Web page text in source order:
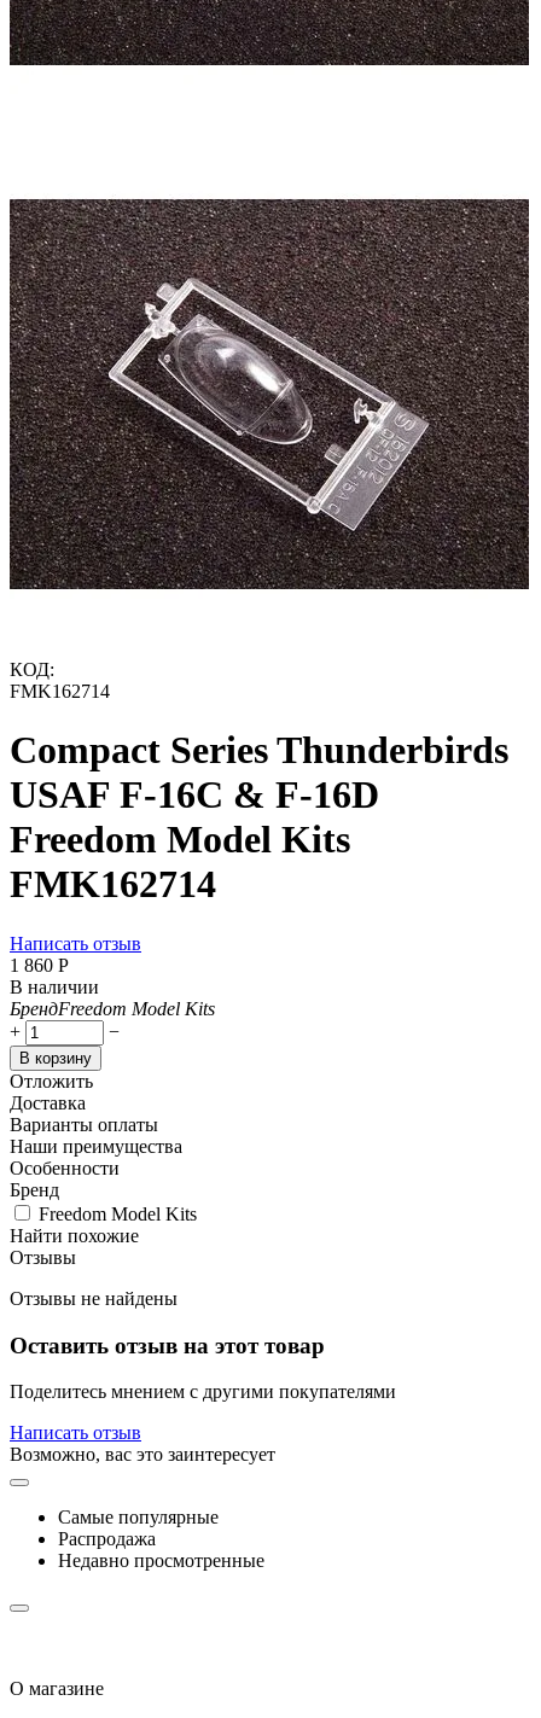
КОД:
FMK162714
Compact Series Thunderbirds
USAF F-16C & F-16D
Freedom Model Kits
FMK162714
Написать отзыв
1 860 Р
В наличии
БрендFreedom Model Kits
+
−
В корзину
Отложить
Доставка
Варианты оплаты
Наши преимущества
Особенности
Бренд
Freedom Model Kits
Найти похожие
Отзывы
Отзывы не найдены
Оставить отзыв на этот товар
Поделитесь мнением с другими покупателями
Написать отзыв
Возможно, вас это заинтересует
Самые популярные
Распродажа
Недавно просмотренные
О магазине